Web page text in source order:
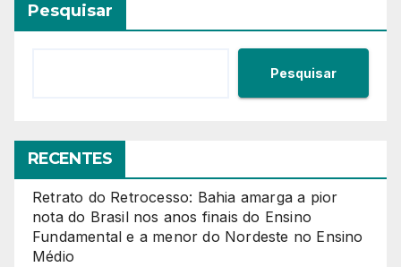
Pesquisar
Pesquisar
RECENTES
Retrato do Retrocesso: Bahia amarga a pior
nota do Brasil nos anos finais do Ensino
Fundamental e a menor do Nordeste no Ensino
Médio